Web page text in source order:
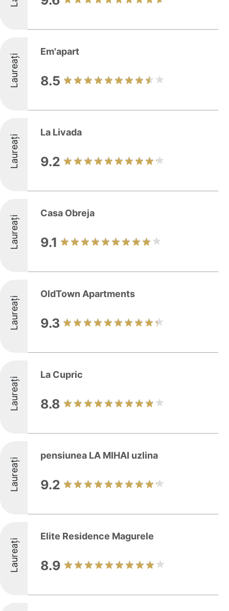
Laureați
Em'apart
8.5
Laureați
La Livada
9.2
Laureați
Casa Obreja
9.1
Laureați
OldTown Apartments
9.3
Laureați
La Cupric
8.8
Laureați
pensiunea LA MIHAI uzlina
9.2
Laureați
Elite Residence Magurele
8.9